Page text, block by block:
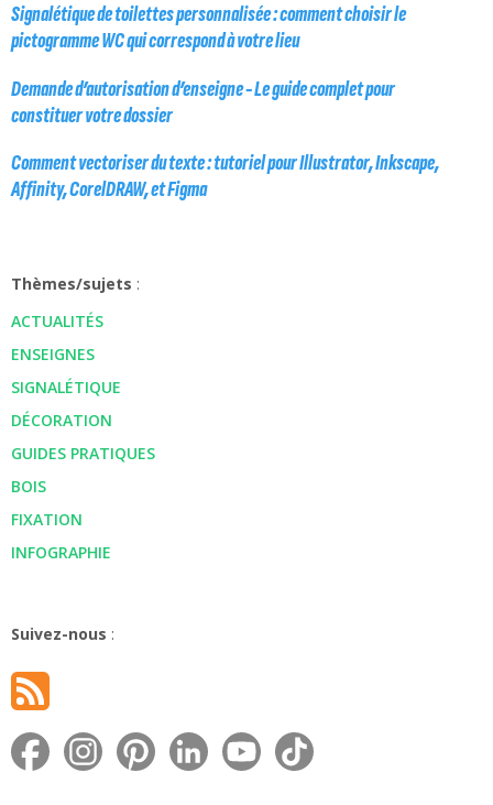
Signalétique de toilettes personnalisée : comment choisir le
pictogramme WC qui correspond à votre lieu
Demande d’autorisation d’enseigne - Le guide complet pour
constituer votre dossier
Comment vectoriser du texte : tutoriel pour Illustrator, Inkscape,
Affinity, CorelDRAW, et Figma
Thèmes/sujets :
ACTUALITÉS
ENSEIGNES
SIGNALÉTIQUE
DÉCORATION
GUIDES PRATIQUES
BOIS
FIXATION
INFOGRAPHIE
Suivez-nous :